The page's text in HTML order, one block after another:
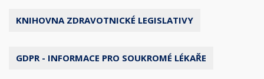
KNIHOVNA ZDRAVOTNICKÉ LEGISLATIVY
GDPR - INFORMACE PRO SOUKROMÉ LÉKAŘE